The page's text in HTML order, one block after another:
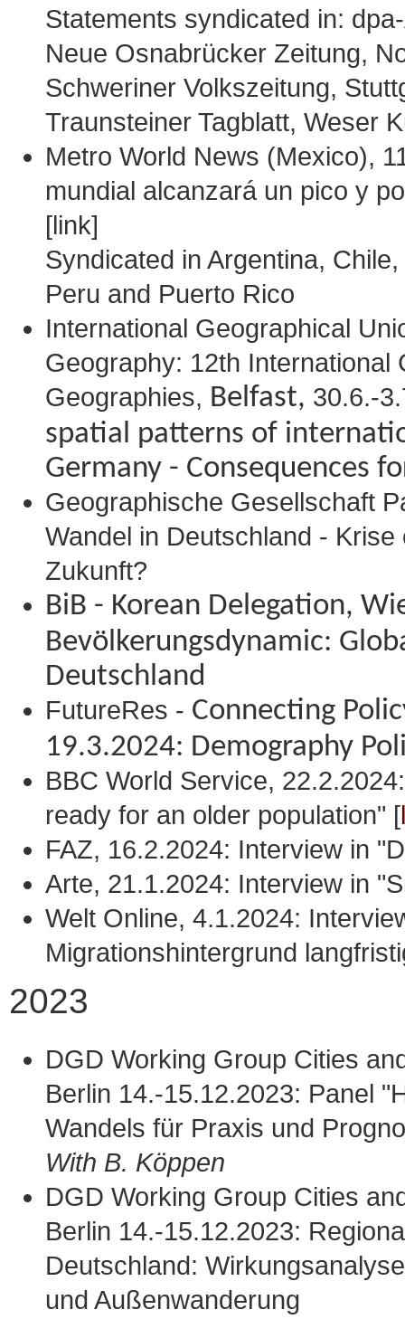
Statements syndicated in:
Neue Osnabrücker Zeitung,
Schweriner Volkszeitung,
Traunsteiner Tagblatt, Weser
Metro World News (Mexico),
mundial alcanzará un pico y
[link]
Syndicated in Argentina,
Peru and Puerto Rico
International Geographical
Geography: 12th International
Geographies, Belfast, 30.6.-
spatial patterns of
Germany - Consequences
Geographische Gesellschaft
Wandel in Deutschland -
Zukunft?
BiB - Korean Delegation,
Bevölkerungsdynamic:
Deutschland
FutureRes - Connecting
19.3.2024: Demography
BBC World Service,
ready for an older population" [
FAZ, 16.2.2024: Interview in
Arte, 21.1.2024: Interview in
Welt Online, 4.1.2024:
Migrationshintergrund
2023
DGD Working Group Cities
Berlin 14.-15.12.2023: Panel
Wandels für Praxis und
With B. Köppen
DGD Working Group Cities
Berlin 14.-15.12.2023:
Deutschland:
und Außenwanderung